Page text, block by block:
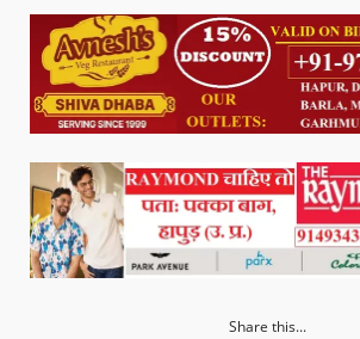
Share this...